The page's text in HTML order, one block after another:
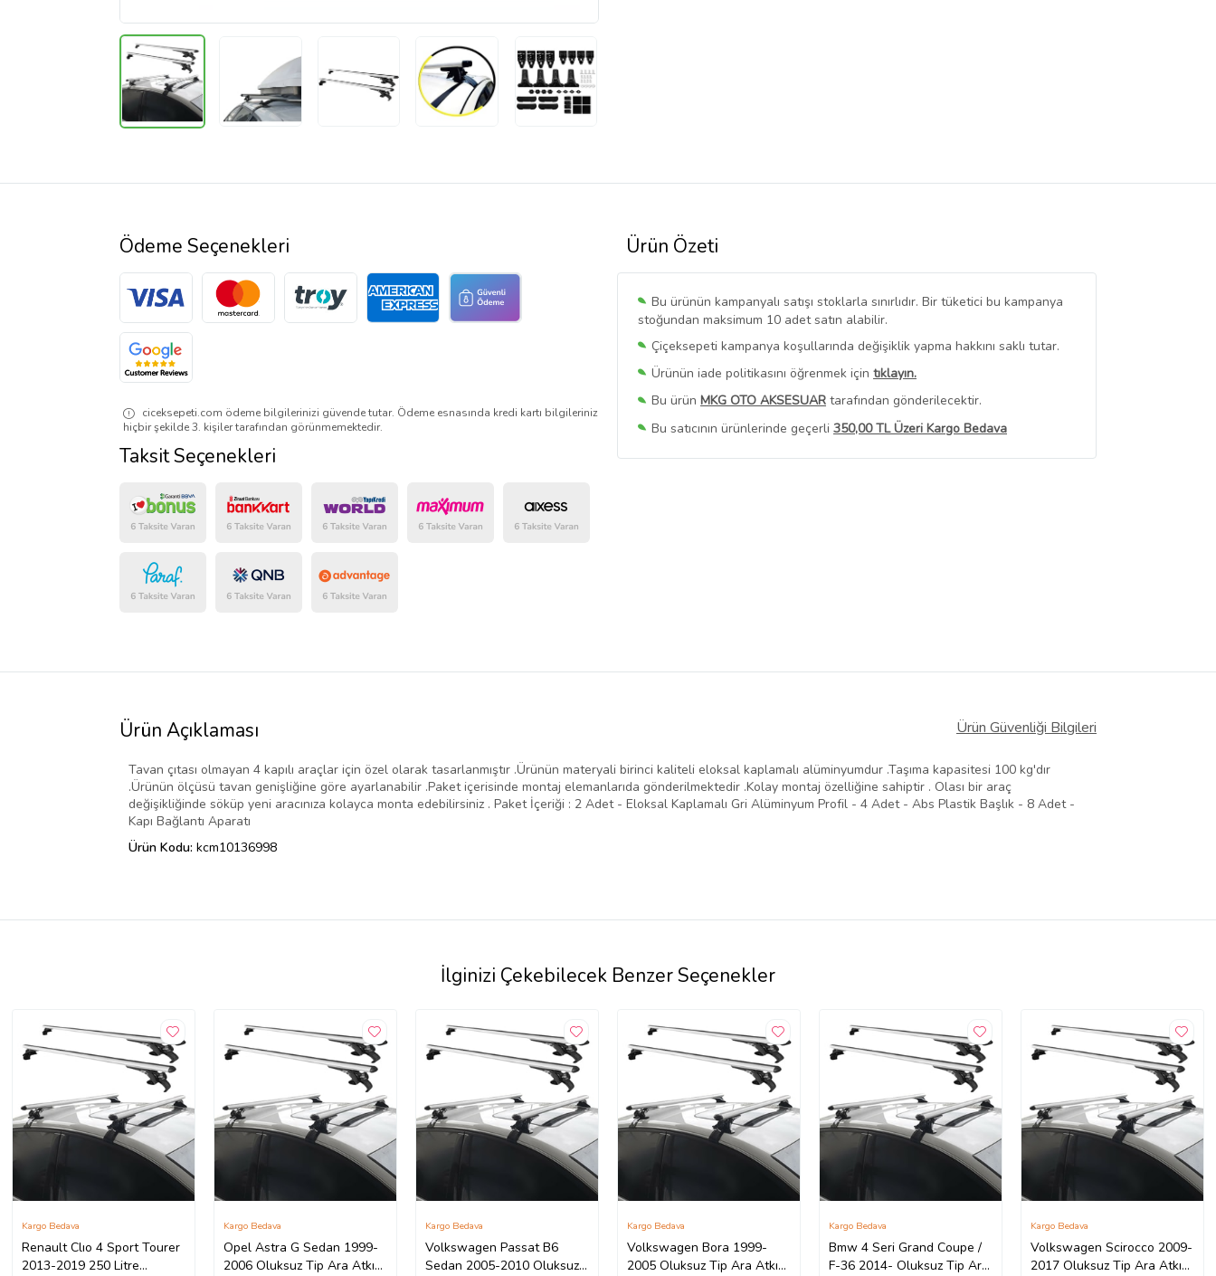
Ürün Özeti
Bu ürünün kampanyalı satışı stoklarla sınırlıdır. Bir tüketici bu kampanya
stoğundan maksimum 10 adet satın alabilir.
Çiçeksepeti kampanya koşullarında değişiklik yapma hakkını saklı tutar.
Ürünün iade politikasını öğrenmek için tıklayın.
Bu ürün MKG OTO AKSESUAR tarafından gönderilecektir.
Bu satıcının ürünlerinde geçerli 350,00 TL Üzeri Kargo Bedava
Bu SatıcınınTüm Ürünlerini Görüntüle
Ödeme Seçenekleri
ciceksepeti.com ödeme bilgilerinizi güvende tutar. Ödeme esnasında kredi kartı bilgileriniz
hiçbir şekilde 3. kişiler tarafından görünmemektedir.
Taksit Seçenekleri
Ürün Açıklaması Ürün Güvenliği Bilgileri
Tavan çıtası olmayan 4 kapılı araçlar için özel olarak tasarlanmıştır .Ürünün materyali birinci kaliteli eloksal kaplamalı alüminyumdur .Taşıma kapasitesi 100 kg'dır
.Ürünün ölçüsü tavan genişliğine göre ayarlanabilir .Paket içerisinde montaj elemanlarıda gönderilmektedir .Kolay montaj özelliğine sahiptir . Olası bir araç
değişikliğinde söküp yeni aracınıza kolayca monta edebilirsiniz . Paket İçeriği : 2 Adet - Eloksal Kaplamalı Gri Alüminyum Profil - 4 Adet - Abs Plastik Başlık - 8 Adet -
Kapı Bağlantı Aparatı
Ürün Kodu: kcm10136998
İlginizi Çekebilecek Benzer Seçenekler
Renault Clıo 4 Sport Tourer
2013-2019 250 Litre
Kargo Bedava
Opel Astra G Sedan 1999-
2006 Oluksuz Tip Ara Atkı
Kargo Bedava
Volkswagen Passat B6
Sedan 2005-2010 Oluksuz
Kargo Bedava
Volkswagen Bora 1999-
2005 Oluksuz Tip Ara Atkı
Kargo Bedava
Bmw 4 Seri Grand Coupe /
F-36 2014- Oluksuz Tip Ara
Kargo Bedava
Volkswagen Scirocco 2009-
2017 Oluksuz Tip Ara Atkı
Kargo Bedava